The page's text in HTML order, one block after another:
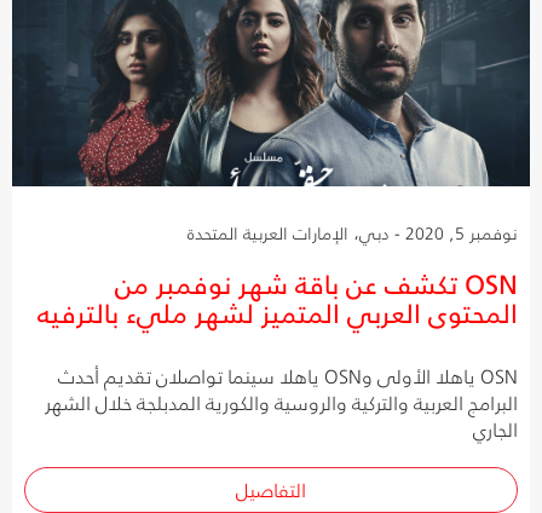
نوفمبر 5, 2020 - دبي، الإمارات العربية المتحدة
OSN تكشف عن باقة شهر نوفمبر من
المحتوى العربي المتميز لشهر مليء بالترفيه
OSN ياهلا الأولى وOSN ياهلا سينما تواصلان تقديم أحدث
البرامج العربية والتركية والروسية والكورية المدبلجة خلال الشهر
الجاري
التفاصيل